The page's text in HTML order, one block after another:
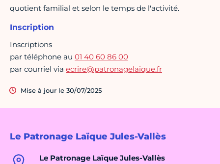
Le Patronage Laïque Jules-Vallès
Le Patronage Laïque Jules-Vallès
quotient familial et selon le temps de l'activité.
Inscription
Inscriptions
par téléphone au 01 40 60 86 00
par courriel via ecrire@patronagelaique.fr
Mise à jour le 30/07/2025